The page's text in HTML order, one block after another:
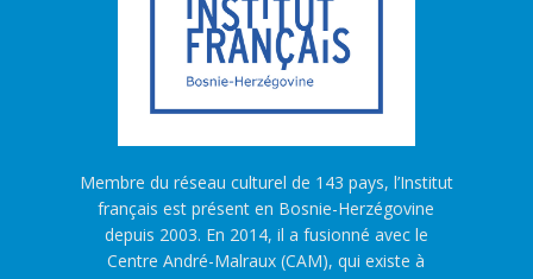
Membre du réseau culturel de 143 pays, l’Institut
français est présent en Bosnie-Herzégovine
depuis 2003. En 2014, il a fusionné avec le
Centre André-Malraux (CAM), qui existe à